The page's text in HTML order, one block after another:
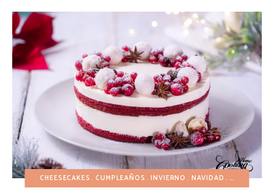
CHEESECAKES CUMPLEAÑOS INVIERNO NAVIDAD PASTELES